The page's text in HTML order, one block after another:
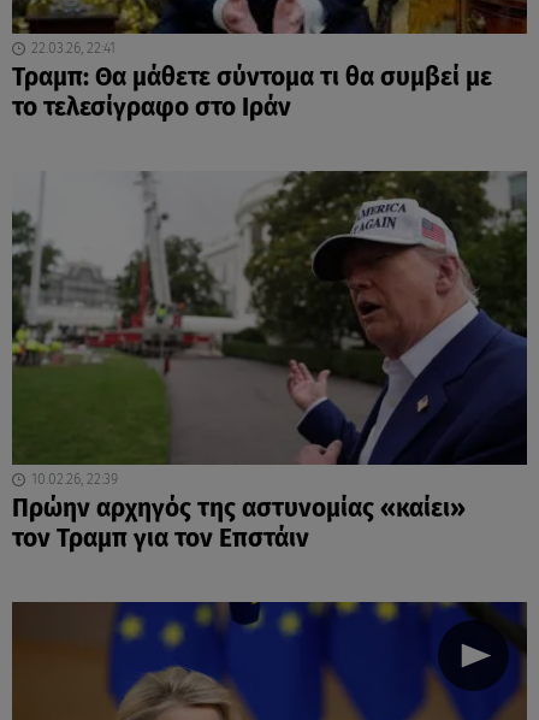
22.03.26, 22:41
Τραμπ: Θα μάθετε σύντομα τι θα συμβεί με
το τελεσίγραφο στο Ιράν
10.02.26, 22:39
Πρώην αρχηγός της αστυνομίας «καίει»
τον Τραμπ για τον Επστάιν